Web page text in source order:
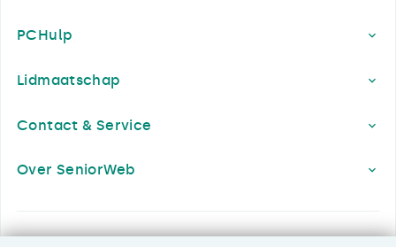
PCHulp
Lidmaatschap
Contact & Service
Over SeniorWeb